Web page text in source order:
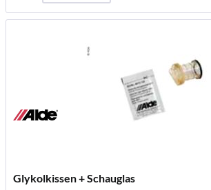
Glykolkissen + Schauglas